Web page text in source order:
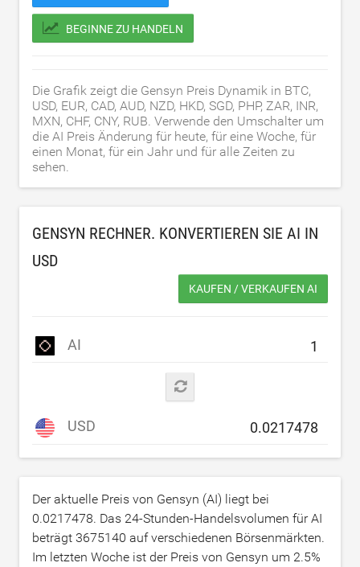
BEGINNE ZU HANDELN
Die Grafik zeigt die Gensyn Preis Dynamik in BTC,
USD, EUR, CAD, AUD, NZD, HKD, SGD, PHP, ZAR, INR,
MXN, CHF, CNY, RUB. Verwende den Umschalter um
die AI Preis Änderung für heute, für eine Woche, für
einen Monat, für ein Jahr und für alle Zeiten zu
sehen.
GENSYN RECHNER. KONVERTIEREN SIE AI IN
USD
KAUFEN / VERKAUFEN AI
AI
USD
Der aktuelle Preis von Gensyn (AI) liegt bei
0.0217478. Das 24-Stunden-Handelsvolumen für AI
beträgt 3675140 auf verschiedenen Börsenmärkten.
Im letzten Woche ist der Preis von Gensyn um 2.5%